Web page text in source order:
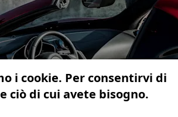
i cookie. Per consentirvi di
ciò di cui avete bisogno.